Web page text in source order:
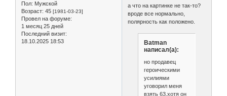
Пол: Мужской
Возраст: 45 [1981-03-23]
Провел на форуме:
1 месяц 25 дней
Последний визит:
18.10.2025 18:53
а что на картинке не так-то?
вроде все нормально,
полярность как положено.
Batman
написал(а):
но продавец
героическими
усилиями
уговорил меня
взять 63,хотя он